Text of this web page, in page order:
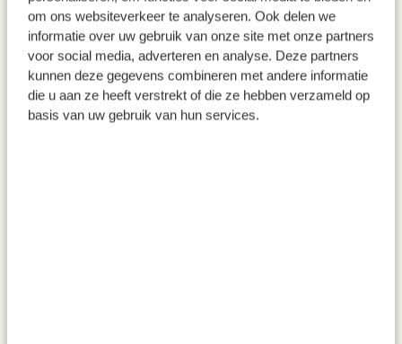
om ons websiteverkeer te analyseren. Ook delen we
informatie over uw gebruik van onze site met onze partners
voor social media, adverteren en analyse. Deze partners
kunnen deze gegevens combineren met andere informatie
die u aan ze heeft verstrekt of die ze hebben verzameld op
basis van uw gebruik van hun services.
Citroenzandkoekjes
Bros, knapperig en heerlijk fris: met dit recept – en je
favoriete uitsteekvormpjes – maak je de lekkerste
citroenzandkoekjes!